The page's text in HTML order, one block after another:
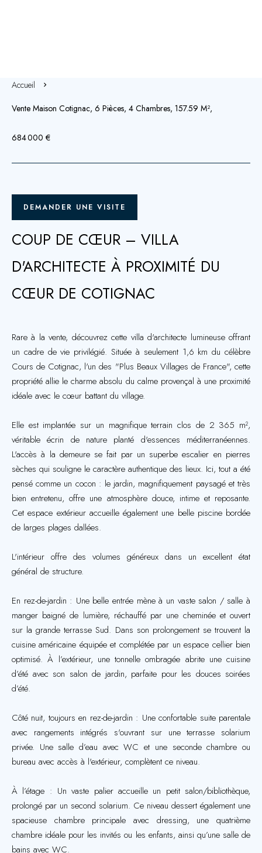
Accueil
Vente Maison Cotignac, 6 Pièces, 4 Chambres, 157.59 M²,
684 000 €
DEMANDER UNE VISITE
COUP DE CŒUR – VILLA
D'ARCHITECTE À PROXIMITÉ DU
CŒUR DE COTIGNAC
Rare à la vente, découvrez cette villa d'architecte lumineuse offrant
un cadre de vie privilégié. Située à seulement 1,6 km du célèbre
Cours de Cotignac, l'un des "Plus Beaux Villages de France", cette
propriété allie le charme absolu du calme provençal à une proximité
idéale avec le cœur battant du village.
Elle est implantée sur un magnifique terrain clos de 2 365 m²,
véritable écrin de nature planté d'essences méditerranéennes.
L'accès à la demeure se fait par un superbe escalier en pierres
sèches qui souligne le caractère authentique des lieux. Ici, tout a été
pensé comme un cocon : le jardin, magnifiquement paysagé et très
bien entretenu, offre une atmosphère douce, intime et reposante.
Cet espace extérieur accueille également une belle piscine bordée
de larges plages dallées.
L'intérieur offre des volumes généreux dans un excellent état
général de structure.
En rez-de-jardin : Une belle entrée mène à un vaste salon / salle à
manger baigné de lumière, réchauffé par une cheminée et ouvert
sur la grande terrasse Sud. Dans son prolongement se trouvent la
cuisine américaine équipée et complétée par un espace cellier bien
optimisé. À l’extérieur, une tonnelle ombragée abrite une cuisine
d’été avec son salon de jardin, parfaite pour les douces soirées
d’été.
Côté nuit, toujours en rez-de-jardin : Une confortable suite parentale
avec rangements intégrés s'ouvrant sur une terrasse solarium
privée. Une salle d’eau avec WC et une seconde chambre ou
bureau avec accès à l'extérieur, complètent ce niveau.
À l’étage : Un vaste palier accueille un petit salon/bibliothèque,
prolongé par un second solarium. Ce niveau dessert également une
spacieuse chambre principale avec dressing, une quatrième
chambre idéale pour les invités ou les enfants, ainsi qu’une salle de
bains avec WC.